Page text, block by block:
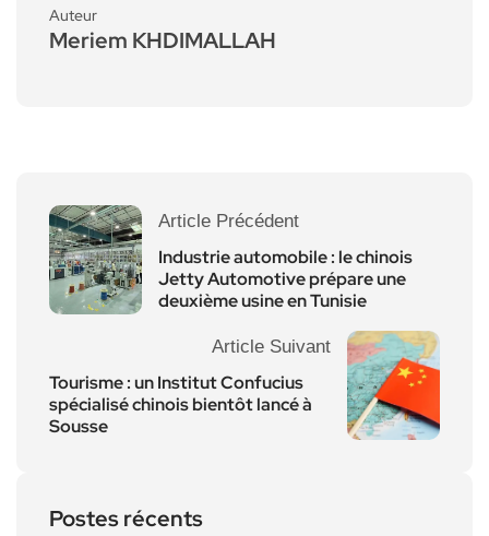
Auteur
Meriem KHDIMALLAH
Article Précédent
Industrie automobile : le chinois
Jetty Automotive prépare une
deuxième usine en Tunisie
Article Suivant
Tourisme : un Institut Confucius
spécialisé chinois bientôt lancé à
Sousse
Postes récents